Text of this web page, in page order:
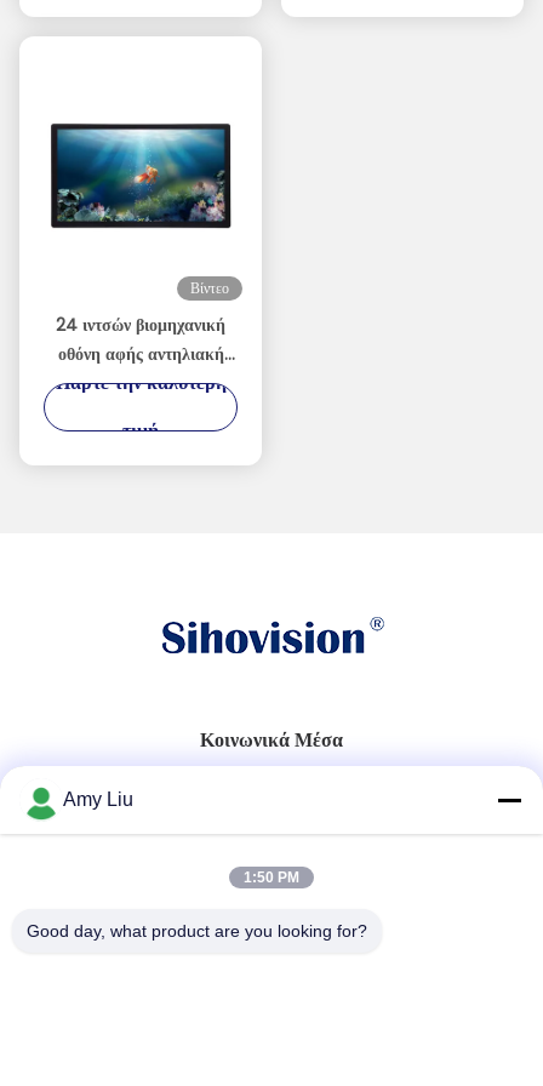
απόθεμα Τροφοδοσία DC
οπτική σύνδεση LCD
Βίντεο
24 ιντσών βιομηχανική
οθόνη αφής αντηλιακή
1500nits υψηλής
Πάρτε την καλύτερη
τιμή
Κοινωνικά Μέσα
86-0755-23747569
Amy Liu
1:50 PM
Good day, what product are you looking for?